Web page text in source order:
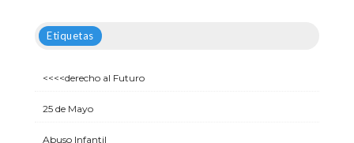
Etiquetas
<<<<derecho al Futuro
25 de Mayo
Abuso Infantil